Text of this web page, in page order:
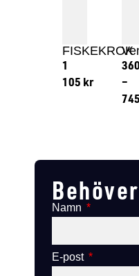
FISKEKROK
1
105 kr
360
–
745
Namn
E-post